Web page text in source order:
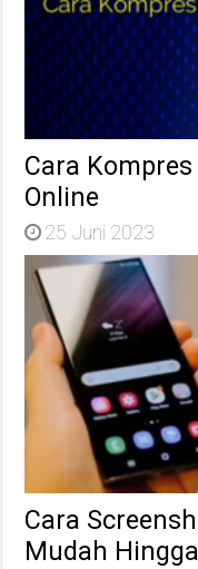
Cara
Online
25 Juni 2023
Cara
Mudah